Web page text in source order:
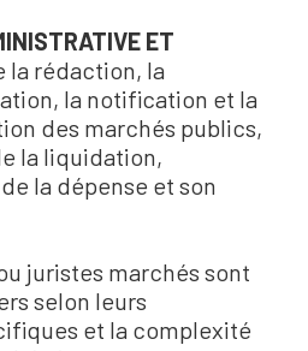
ET
la rédaction, la
la notification et la
des marchés publics,
la liquidation,
la dépense et son
juristes marchés sont
selon leurs
et la complexité